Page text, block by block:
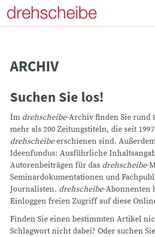
ARCHIV
Suchen Sie los!
Im drehscheibe-Archiv finden Sie rund
mehr als 200 Zeitungstiteln, die seit
drehscheibeerschienen sind.
Ideenfundus: Ausführliche
Autorenbeiträgen für das drehscheibe-
Seminardokumentationen und
Journalisten. drehscheibe-Abonnenten
Einloggen freien Zugriff auf diese
Finden Sie einen bestimmten Artikel
Schlagwort nicht dabei? Oder suchen